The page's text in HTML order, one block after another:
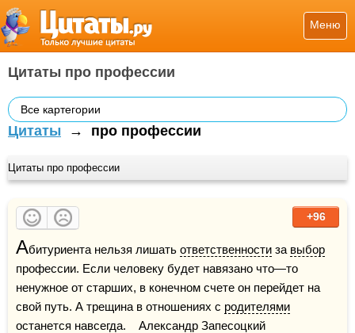
Меню
Цитаты про профессии
Все картегории
Цитаты → про профессии
Цитаты про профессии
+96
Абитуриента нельзя лишать ответственности за выбор
профессии. Если человеку будет навязано что—то
ненужное от старших, в конечном счете он перейдет на
свой путь. А трещина в отношениях с родителями
останется навсегда.    Александр Запесоцкий